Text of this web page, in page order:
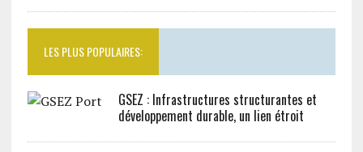
LES PLUS POPULAIRES:
GSEZ : Infrastructures structurantes et
développement durable, un lien étroit